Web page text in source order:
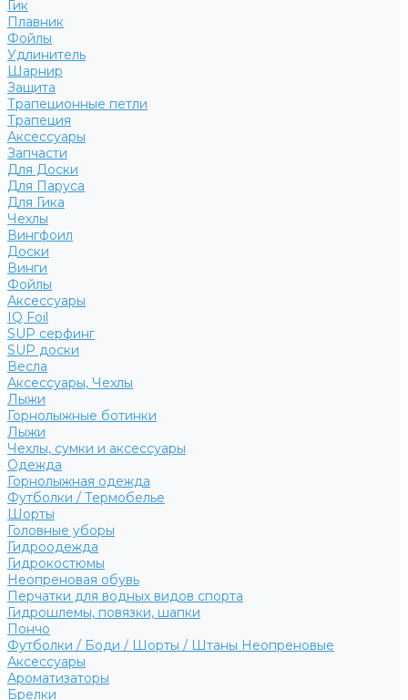
Гик
Плавник
Фойлы
Удлинитель
Шарнир
Защита
Трапеционные петли
Трапеция
Аксессуары
Запчасти
Для Доски
Для Паруса
Для Гика
Чехлы
Вингфоил
Доски
Винги
Фойлы
Аксессуары
IQ Foil
SUP серфинг
SUP доски
Весла
Аксессуары, Чехлы
Лыжи
Горнолыжные ботинки
Лыжи
Чехлы, сумки и аксессуары
Одежда
Горнолыжная одежда
Футболки / Термобелье
Шорты
Головные уборы
Гидроодежда
Гидрокостюмы
Неопреновая обувь
Перчатки для водных видов спорта
Гидрошлемы, повязки, шапки
Пончо
Футболки / Боди / Шорты / Штаны Неопреновые
Аксессуары
Ароматизаторы
Брелки